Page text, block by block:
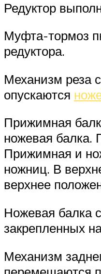
Редуктор
Муфта-тормоз
редуктора.
Механизм реза
опускаются
Прижимная
ножевая балка.
Прижимная и
ножниц. В
верхнее
Ножевая балка
закрепленных
Механизм